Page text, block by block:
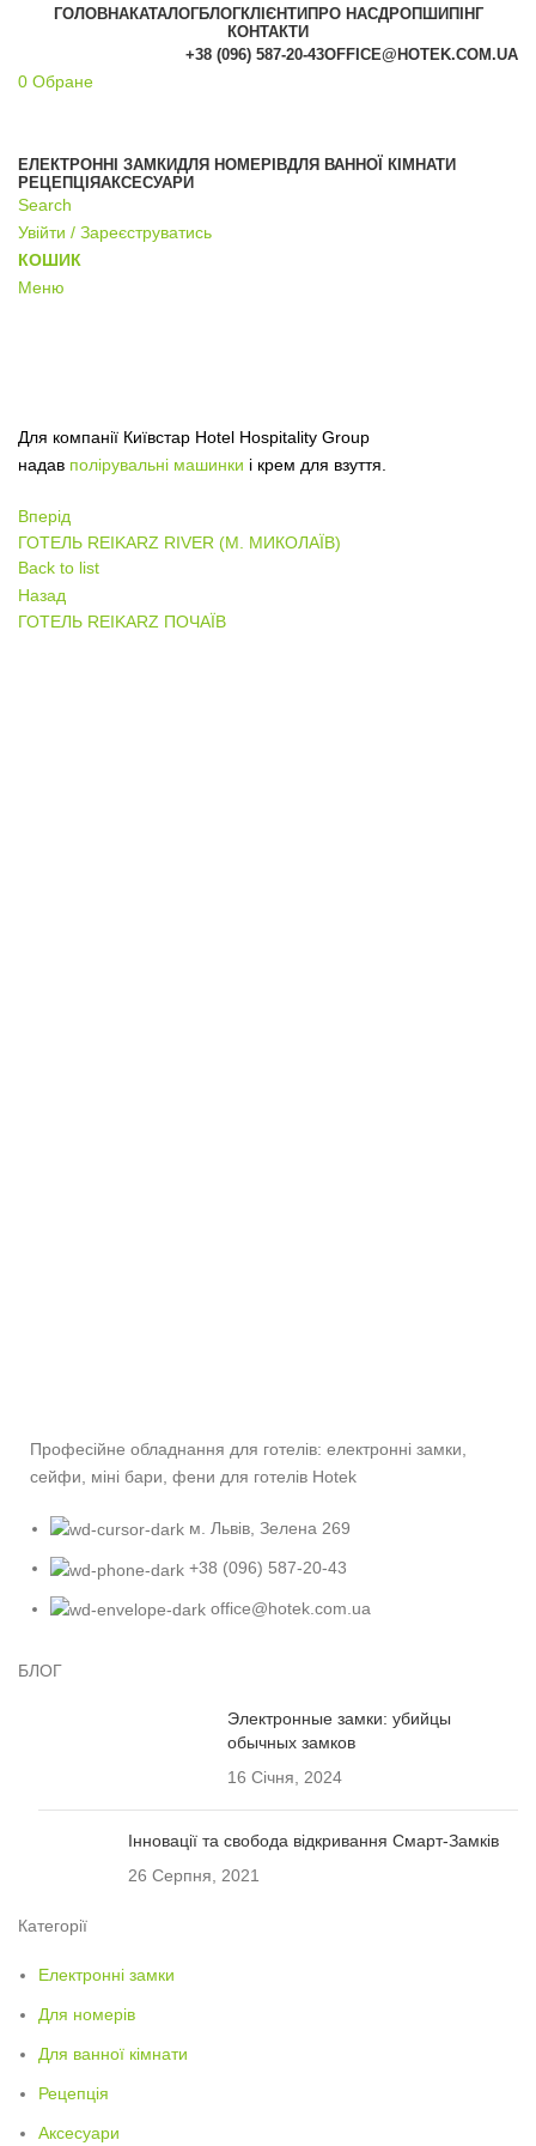
ГОЛОВНАКАТАЛОГБЛОГКЛІЄНТИ ПРО НАСДРОПШИПІНГ
КОНТАКТИ
+38 (096) 587-20-43OFFICE@HOTEK.COM.UA
0 Обране
ЕЛЕКТРОННІ ЗАМКИДЛЯ НОМЕРІВДЛЯ ВАННОЇ КІМНАТИ
РЕЦЕПЦІЯАКСЕСУАРИ
Search
Увійти / Зареєструватись
КОШИК
Меню
Для компанії Київстар Hotel Hospitality Group
надав полірувальні машинки і крем для взуття.
Вперід
ГОТЕЛЬ REIKARZ RIVER (М. МИКОЛАЇВ)
Back to list
Назад
ГОТЕЛЬ REIKARZ ПОЧАЇВ
Професійне обладнання для готелів: електронні замки,
сейфи, міні бари, фени для готелів Hotek
м. Львів, Зелена 269
+38 (096) 587-20-43
office@hotek.com.ua
БЛОГ
Электронные замки: убийцы
обычных замков
16 Січня, 2024
Інновації та свобода відкривання Смарт-Замків
26 Серпня, 2021
Категорії
Електронні замки
Для номерів
Для ванної кімнати
Рецепція
Аксесуари